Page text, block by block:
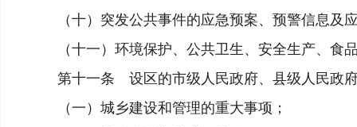
（十）突发公共事件的应急预案、预警信息及
（十一）环境保护、公共卫生、安全生产、食
第十一条 设区的市级人民政府、县级人民政府
（一）城乡建设和管理的重大事项；